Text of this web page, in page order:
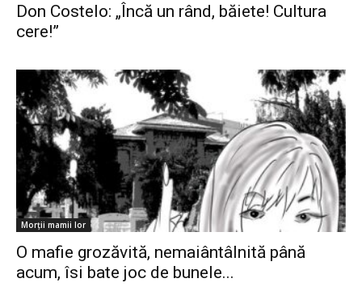
Don Costelo: „Încă un rând, băiete! Cultura
cere!”
Morții mamii lor
O mafie grozăvită, nemaiântâlnită până
acum, îsi bate joc de bunele...